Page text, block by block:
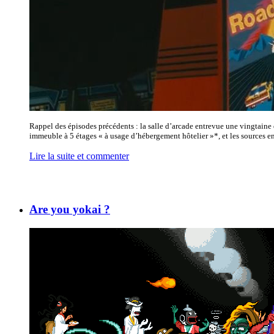
Rappel des épisodes précédents : la salle d’arcade entrevue une
immeuble à 5 étages « à usage d’hébergement hôtelier »*, et les sources
Lire la suite et commenter
Are you yokai ?